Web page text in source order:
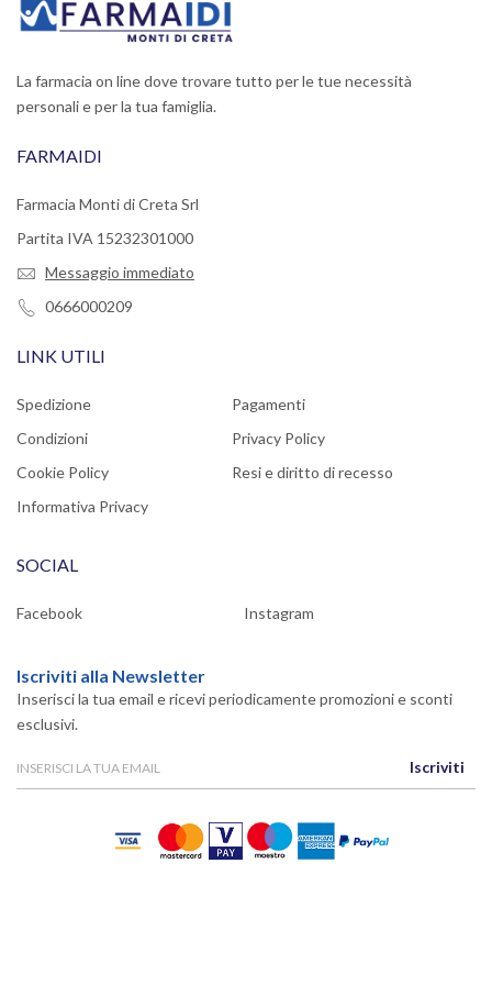
La farmacia on line dove trovare tutto per le tue necessità
personali e per la tua famiglia.
FARMAIDI
Farmacia Monti di Creta Srl
Partita IVA 15232301000
Messaggio immediato
0666000209
LINK UTILI
Spedizione
Pagamenti
Condizioni
Privacy Policy
Cookie Policy
Resi e diritto di recesso
Informativa Privacy
SOCIAL
Facebook Instagram
Iscriviti alla Newsletter
Inserisci la tua email e ricevi periodicamente promozioni e sconti
esclusivi.
Iscriviti